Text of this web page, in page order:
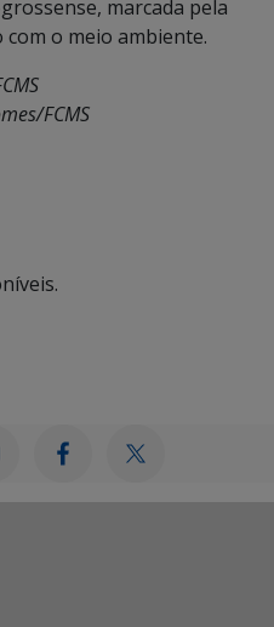
marcada pela
o meio ambiente.
FCMS